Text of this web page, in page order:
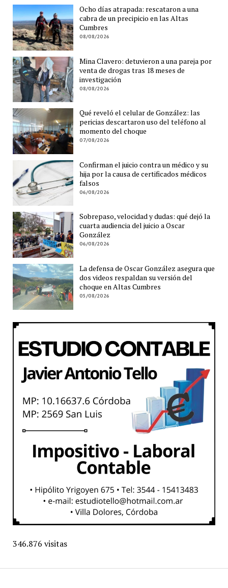
Ocho días atrapada: rescataron a una
cabra de un precipicio en las Altas
Cumbres
08/08/2026
Mina Clavero: detuvieron a una pareja por
venta de drogas tras 18 meses de
investigación
08/08/2026
Qué reveló el celular de González: las
pericias descartaron uso del teléfono al
momento del choque
07/08/2026
Confirman el juicio contra un médico y su
hija por la causa de certificados médicos
falsos
06/08/2026
Sobrepaso, velocidad y dudas: qué dejó la
cuarta audiencia del juicio a Oscar
González
06/08/2026
La defensa de Oscar González asegura que
dos videos respaldan su versión del
choque en Altas Cumbres
05/08/2026
346.876 visitas